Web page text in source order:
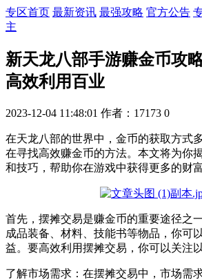
专区首页 最新资讯 最强攻略 官方公告
主
新天龙八部手游赚金币攻
高效利用百业
2023-12-04 11:48:01 作者：17173 0
在天龙八部的世界中，金币的获取方式
在寻找高效赚金币的方法。本文将为你
和技巧，帮助你在游戏中获得更多的财富
首先，摆摊交易是赚金币的重要途径之
成品装备、材料、技能书等物品，你可
益。要高效利用摆摊交易，你可以关注
了解市场需求：在摆摊交易中，市场需